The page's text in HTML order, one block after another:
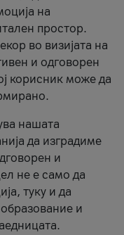
на
простор.
во визијата на
и одговорен
корисник може да
нашата
да изградиме
и
не е само да
туку и да
и